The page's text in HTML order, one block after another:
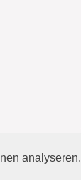
analyseren.